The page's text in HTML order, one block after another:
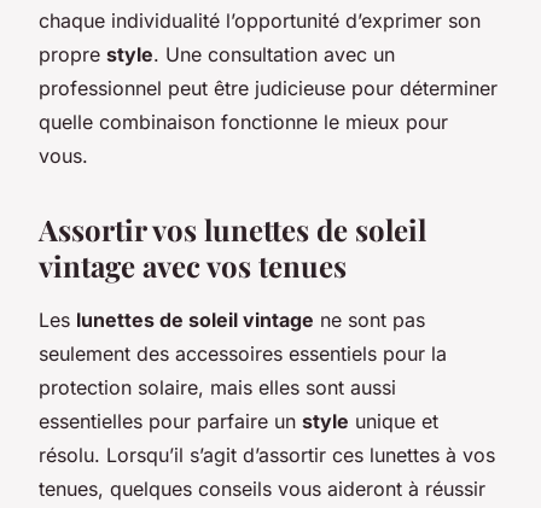
chaque individualité l’opportunité d’exprimer son
propre style. Une consultation avec un
professionnel peut être judicieuse pour déterminer
quelle combinaison fonctionne le mieux pour
vous.
Assortir vos lunettes de soleil
vintage avec vos tenues
Les lunettes de soleil vintage ne sont pas
seulement des accessoires essentiels pour la
protection solaire, mais elles sont aussi
essentielles pour parfaire un style unique et
résolu. Lorsqu’il s’agit d’assortir ces lunettes à vos
tenues, quelques conseils vous aideront à réussir